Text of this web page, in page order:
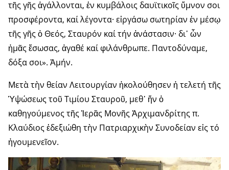
τῆς γῆς ἀγάλλονται, ἐν κυμβάλοις δαυϊτικοῖς ὕμνον σοι
προσφέροντα, καί λέγοντα· εἰργάσω σωτηρίαν ἐν μέσῳ
τῆς γῆς ὁ Θεός, Σταυρόν καί τήν ἀνάστασιν· δι᾽ ὧν
ἡμᾶς ἔσωσας, ἀγαθέ καί φιλάνθρωπε. Παντοδύναμε,
δόξα σοι». Ἀμήν.
Μετὰ τὴν θείαν Λειτουργίαν ἠκολούθησεν ἡ τελετή τῆς
Ὑψώσεως τοῦ Τιμίου Σταυροῦ, μεθ᾽ ἥν ὁ
καθηγούμενος τῆς Ἱερᾶς Μονῆς Ἀρχιμανδρίτης π.
Κλαύδιος ἐδεξιώθη τὴν Πατριαρχικὴν Συνοδείαν εἰς τό
ἡγουμενεῖον.